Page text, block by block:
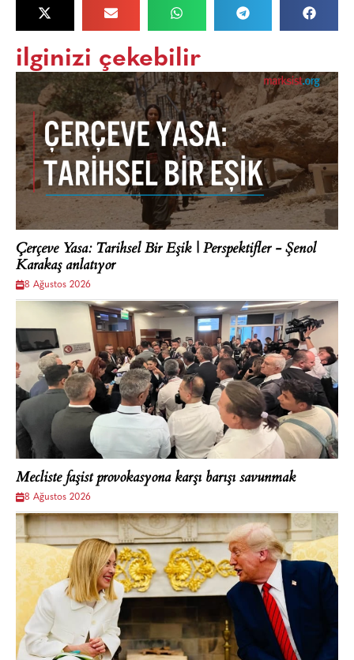
ilginizi çekebilir
Çerçeve Yasa: Tarihsel Bir Eşik | Perspektifler - Şenol
Karakaş anlatıyor
8 Ağustos 2026
Mecliste faşist provokasyona karşı barışı savunmak
8 Ağustos 2026